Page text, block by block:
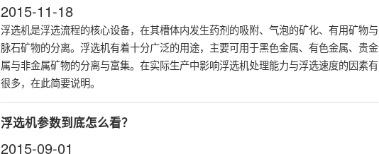
2015-11-18
浮选机是浮选流程的核心设备，在其槽体内发生药剂的吸附、气泡的矿化、有用矿物与
脉石矿物的分离。浮选机有着十分广泛的用途，主要可用于黑色金属、有色金属、贵金
属与非金属矿物的分离与富集。在实际生产中影响浮选机处理能力与浮选速度的因素有
很多，在此简要说明。
浮选机参数到底怎么看？
2015-09-01